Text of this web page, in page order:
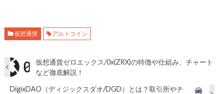
仮想通貨 アルトコイン
仮想通貨ゼロエックス/0x(ZRX)の特徴や仕組み、チャート
など徹底解説！
DigixDAO（ディジックスダオ/DGD）とは？取引所やチ